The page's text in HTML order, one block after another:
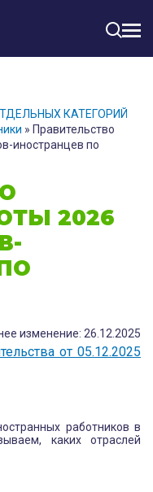
КАТЕГОРИЙ
» Правительство
иностранцев по
2026
изменение: 26.12.2025
от 05.12.2025
работников в
каких отраслей